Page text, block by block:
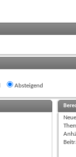
Absteigend